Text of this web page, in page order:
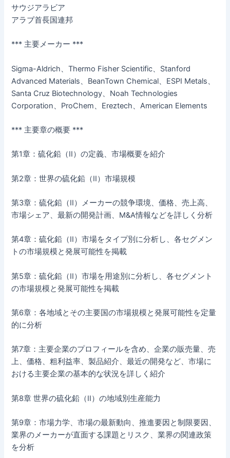
サウジアラビア
アラブ首長国連邦
*** 主要メーカー ***
Sigma-Aldrich、Thermo Fisher Scientific、Stanford
Advanced Materials、BeanTown Chemical、ESPI Metals、
Santa Cruz Biotechnology、Noah Technologies
Corporation、ProChem、Ereztech、American Elements
*** 主要章の概要 ***
第1章：硫化鉛（II）の定義、市場概要を紹介
第2章：世界の硫化鉛（II）市場規模
第3章：硫化鉛（II）メーカーの競争環境、価格、売上高、
市場シェア、最新の開発計画、M&A情報などを詳しく分析
第4章：硫化鉛（II）市場をタイプ別に分析し、各セグメン
トの市場規模と発展可能性を掲載
第5章：硫化鉛（II）市場を用途別に分析し、各セグメント
の市場規模と発展可能性を掲載
第6章：各地域とその主要国の市場規模と発展可能性を定量
的に分析
第7章：主要企業のプロフィールを含め、企業の販売量、売
上、価格、粗利益率、製品紹介、最近の開発など、市場に
おける主要企業の基本的な状況を詳しく紹介
第8章 世界の硫化鉛（II）の地域別生産能力
第9章：市場力学、市場の最新動向、推進要因と制限要因、
業界のメーカーが直面する課題とリスク、業界の関連政策
を分析